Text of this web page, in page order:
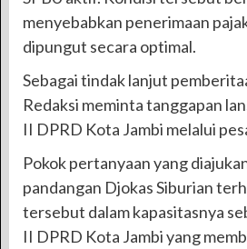
menyebabkan penerimaan
dipungut secara optimal.
Sebagai tindak lanjut
Redaksi meminta tanggapan
II DPRD Kota Jambi melalui
Pokok pertanyaan yang
pandangan Djokas Siburian
tersebut dalam kapasitasnya
II DPRD Kota Jambi yang